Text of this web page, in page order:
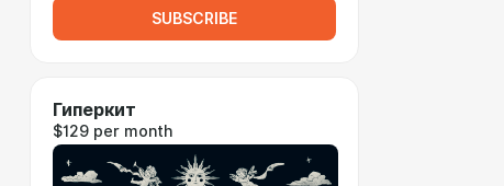
SUBSCRIBE
Гиперкит
$129 per month